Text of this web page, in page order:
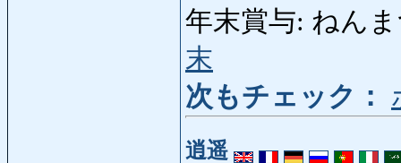
年末賞与: ねん
末
次もチェック：
逍遥